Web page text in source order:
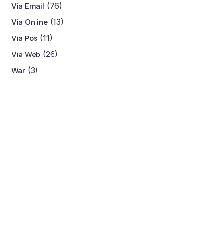
Via Email (76)
Via Online (13)
Via Pos (11)
Via Web (26)
War (3)